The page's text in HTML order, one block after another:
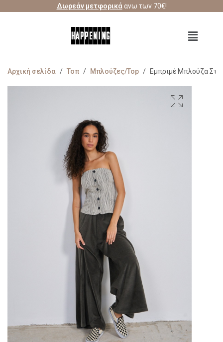
Δωρεάν μετφορικάανω των 70€!
Αρχική σελίδα / Τοπ / Μπλούζες/Top / Εμπριμέ Μπλούζα